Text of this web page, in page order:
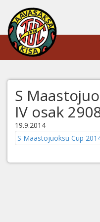
S
IV osak
19.9.2014
S Maastojuoksu Cup